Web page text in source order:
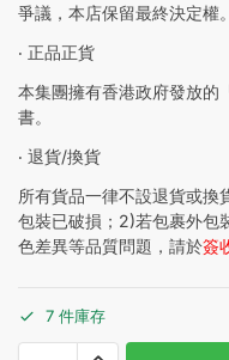
爭議，本店保留最終決定權。
‧ 正品正貨
本集團擁有香港政府發放的
書。
‧ 退貨/換貨
所有貨品一律不設退貨或換
包裝已破損；2)若包裹外包
色差異等品質問題，請於簽
7 件庫存